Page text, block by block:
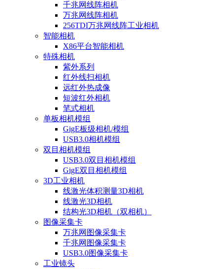
千兆网线阵相机
万兆网线阵相机
256TDI万兆网线阵工业相机
智能相机
X86平台智能相机
特殊相机
紫外系列
红外线扫相机
远红外热成像
短波红外相机
笔式相机
单板相机模组
GigE板级相机/模组
USB3.0相机模组
双目相机模组
USB3.0双目相机模组
GigE双目相机模组
3D工业相机
线激光体积测量3D相机
线激光3D相机
结构光3D相机（双相机）
图像采集卡
万兆网图像采集卡
千兆网图像采集卡
USB3.0图像采集卡
工业镜头